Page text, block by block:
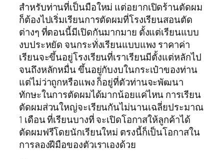
สำหรับท่านที่เป็นมือใหม่ แต่อยากเปิดร้านตัดผม
ก็ต้องไปเริ่มเรียนการตัดผมที่โรงเรียนสอนตัด
ต่างๆ ที่ตอนนี้มีเปิดกันมากมาย ตั้งแต่เรียนแบบ
งบประหยัด จนกระทั่งเรียนแบบแพง ราคาค่า
เรียนจะขึ้นอยู่โรงเรียนที่เราเรียนมีตั้งแต่หลักไป
จนถึงหลักหมื่น ขึ้นอยู่กับงบในกระเป๋าของท่าน
แต่ไม่ว่าถูกหรือแพง ก็อยู่ที่ตัวท่านจะพัฒนา
ทักษะในการตัดผมได้มากน้อยแค่ไหน การเรียน
ตัดผมส่วนใหญ่จะเรียนกันไม่นานเฉลี่ยประมาณ
1 เดือน ที่เรียนบางที่ จะเปิดโอกาสให้ลูกค้าได้
ตัดผมฟรีโดยนักเรียนใหม่ ตรงนี้ก็เป็นโอกาสใน
การลองฝีมือของตัวเราเองด้วย